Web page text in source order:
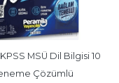
MSÜ Dil Bilgisi 10
Çözümlü